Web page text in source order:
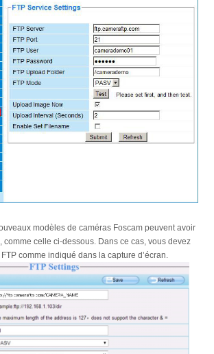
modèles de caméras Foscam peuvent avoir
comme celle ci-dessous. Dans ce cas, vous devez
comme indiqué dans la capture d’écran.